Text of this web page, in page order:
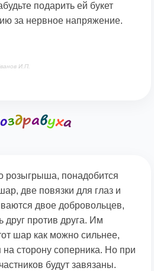
подарить ей букет
за нервное напряжение.
И.П.
розыгрыша, понадобится
две повязки для глаз и
двое добровольцев,
друг против друга. Им
шар как можно сильнее,
на сторону соперника. Но при
будут завязаны.